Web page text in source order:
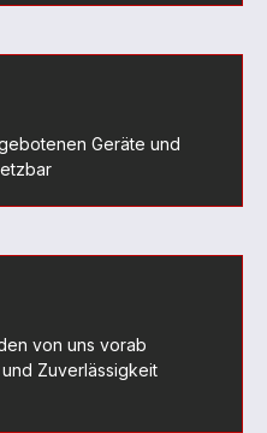
Geräte und
von uns vorab
Zuverlässigkeit